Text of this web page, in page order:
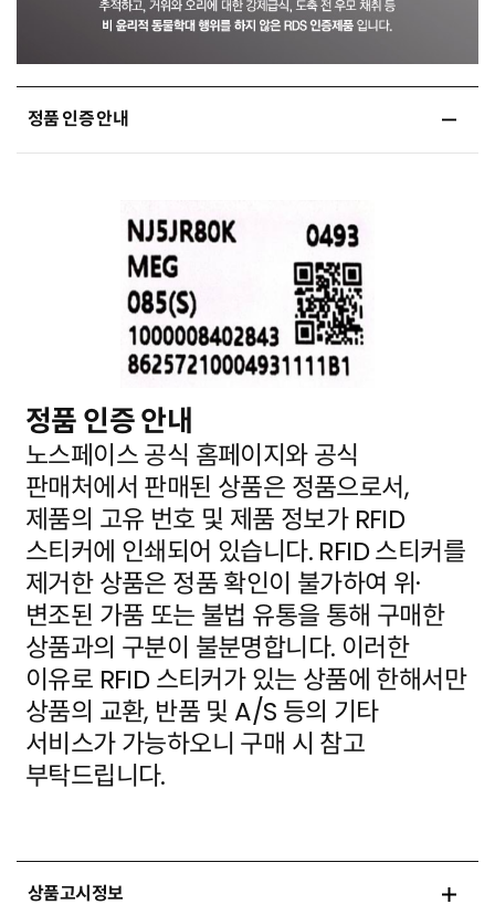
정품 인증 안내
정품 인증 안내
노스페이스 공식 홈페이지와 공식
판매처에서 판매된 상품은 정품으로서,
제품의 고유 번호 및 제품 정보가 RFID
스티커에 인쇄되어 있습니다. RFID 스티커를
제거한 상품은 정품 확인이 불가하여 위·
변조된 가품 또는 불법 유통을 통해 구매한
상품과의 구분이 불분명합니다. 이러한
이유로 RFID 스티커가 있는 상품에 한해서만
상품의 교환, 반품 및 A/S 등의 기타
서비스가 가능하오니 구매 시 참고
부탁드립니다.
상품고시정보